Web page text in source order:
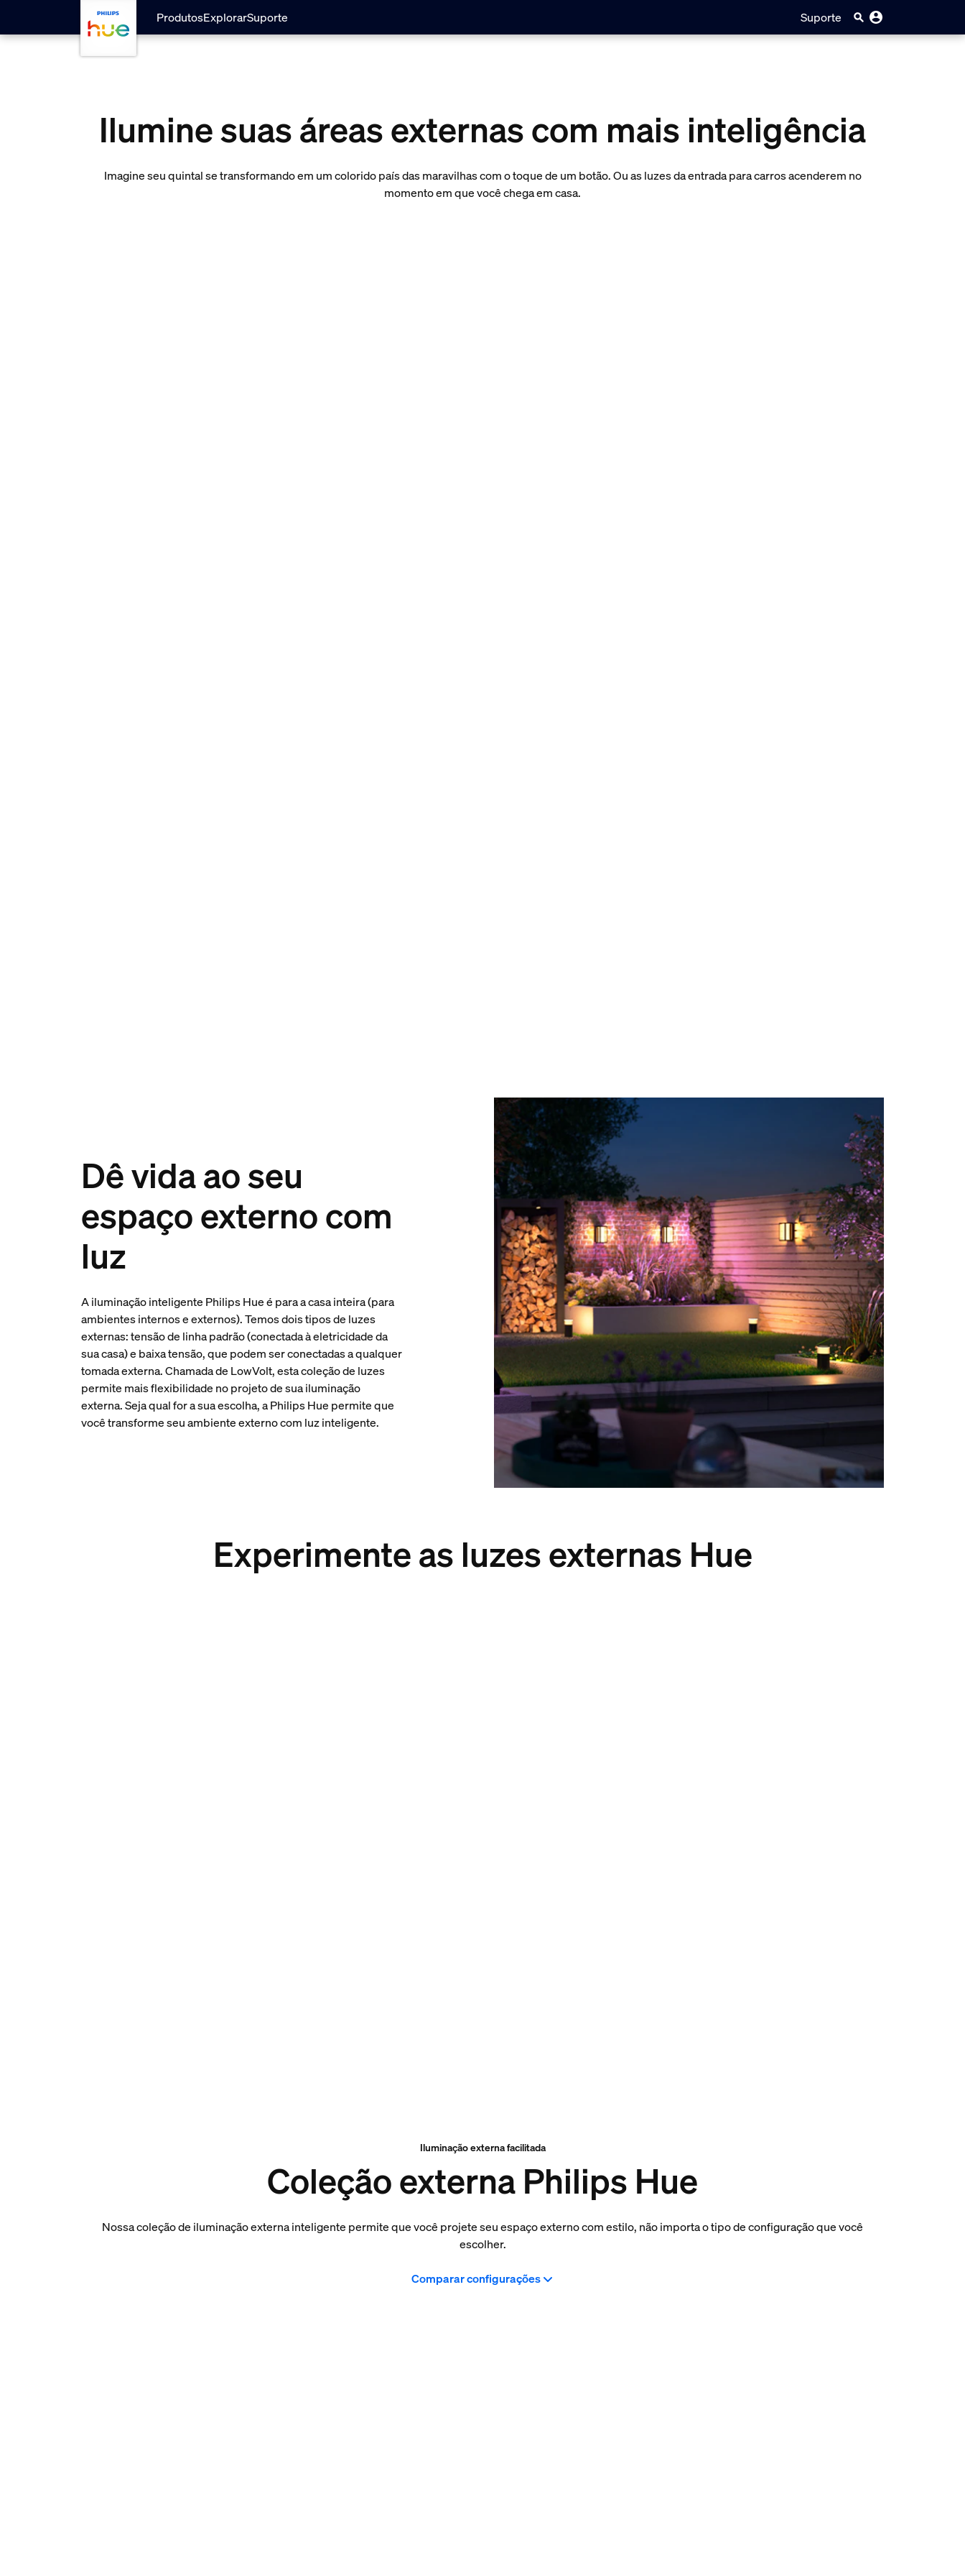
Pular para o conteúdo principal
ProdutosExplorarSuporte Suporte
Ilumine suas áreas externas com mais inteligência
Imagine seu quintal se transformando em um colorido país das maravilhas com o toque de um botão. Ou as luzes da entrada para carros acenderem no
momento em que você chega em casa.
Dê vida ao seu
espaço externo com
luz
A iluminação inteligente Philips Hue é para a casa inteira (para
ambientes internos e externos). Temos dois tipos de luzes
externas: tensão de linha padrão (conectada à eletricidade da
sua casa) e baixa tensão, que podem ser conectadas a qualquer
tomada externa. Chamada de LowVolt, esta coleção de luzes
permite mais flexibilidade no projeto de sua iluminação
externa. Seja qual for a sua escolha, a Philips Hue permite que
você transforme seu ambiente externo com luz inteligente.
Experimente as luzes externas Hue
Iluminação externa facilitada
Coleção externa Philips Hue
Nossa coleção de iluminação externa inteligente permite que você projete seu espaço externo com estilo, não importa o tipo de configuração que você
escolher.
Comparar configurações